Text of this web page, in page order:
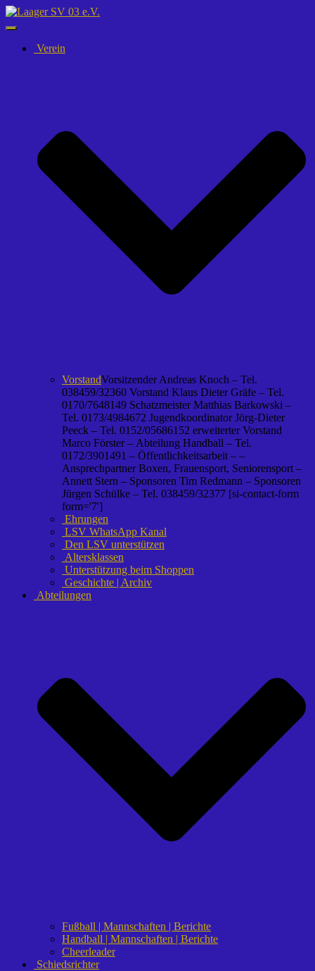
Navigation
umschalten
Verein
VorstandVorsitzender Andreas Knoch – Tel.
038459/32360 Vorstand Klaus Dieter Gräfe – Tel.
0170/7648149 Schatzmeister Matthias Barkowski –
Tel. 0173/4984672 Jugendkoordinator Jörg-Dieter
Peeck – Tel. 0152/05686152 erweiterter Vorstand
Marco Förster – Abteilung Handball – Tel.
0172/3901491 – Öffentlichkeitsarbeit – –
Ansprechpartner Boxen, Frauensport, Seniorensport –
Annett Stern – Sponsoren Tim Redmann – Sponsoren
Jürgen Schülke – Tel. 038459/32377 [si-contact-form
form='7']
Ehrungen
LSV WhatsApp Kanal
Den LSV unterstützen
Altersklassen
Unterstützung beim Shoppen
Geschichte | Archiv
Abteilungen
Fußball | Mannschaften | Berichte
Handball | Mannschaften | Berichte
Cheerleader
Schiedsrichter